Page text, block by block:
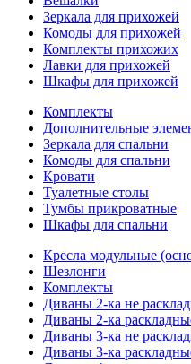
Зеркала для прихожей
Комоды для прихожей
Комплекты прихожих
Лавки для прихожей
Шкафы для прихожей
Комплекты
Дополнительные
Зеркала для спальни
Комоды для спальни
Кровати
Туалетные столы
Тумбы прикроватные
Шкафы для спальни
Кресла модульные
Шезлонги
Комплекты
Диваны 2-ка не
Диваны 2-ка
Диваны 3-ка не
Диваны 3-ка